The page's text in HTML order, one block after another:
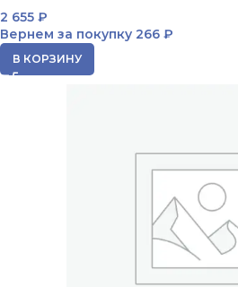
2 655 ₽
Вернем за покупку 266 ₽
В КОРЗИНУ